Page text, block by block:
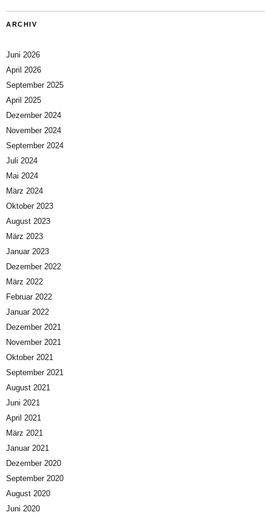
ARCHIV
Juni 2026
April 2026
September 2025
April 2025
Dezember 2024
November 2024
September 2024
Juli 2024
Mai 2024
März 2024
Oktober 2023
August 2023
März 2023
Januar 2023
Dezember 2022
März 2022
Februar 2022
Januar 2022
Dezember 2021
November 2021
Oktober 2021
September 2021
August 2021
Juni 2021
April 2021
März 2021
Januar 2021
Dezember 2020
September 2020
August 2020
Juni 2020